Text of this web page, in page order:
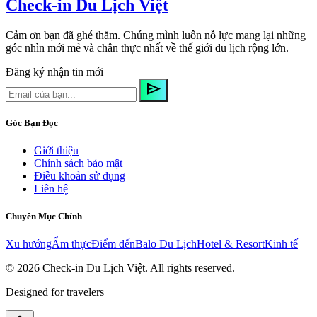
Check-in Du Lịch Việt
Cảm ơn bạn đã ghé thăm. Chúng mình luôn nỗ lực mang lại những
góc nhìn mới mẻ và chân thực nhất về thế giới du lịch rộng lớn.
Đăng ký nhận tin mới
send
Góc Bạn Đọc
Giới thiệu
Chính sách bảo mật
Điều khoản sử dụng
Liên hệ
Chuyên Mục Chính
Xu hướngẨm thựcĐiểm đếnBalo Du LịchHotel & ResortKinh tế
© 2026 Check-in Du Lịch Việt. All rights reserved.
Designed for travelers